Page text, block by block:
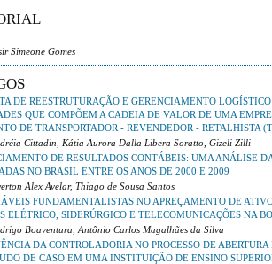
Simeone Gomes
DE REESTRUTURAÇÃO E GERENCIAMENTO
QUE COMPÕEM A CADEIA DE VALOR DE UMA
DE TRANSPORTADOR - REVENDEDOR - RETALHISTA
Cittadin, Kátia Aurora Dalla Libera Soratto, Gizeli Zilli
DE RESULTADOS CONTÁBEIS: UMA ANÁLISE
NO BRASIL ENTRE OS ANOS DE 2000 E 2009
Alex Avelar, Thiago de Sousa Santos
FUNDAMENTALISTAS NO APREÇAMENTO DE
ELÉTRICO, SIDERÚRGICO E TELECOMUNICAÇÕES NA
Boaventura, Antônio Carlos Magalhães da Silva
DA CONTROLADORIA NO PROCESSO DE
DE CASO EM UMA INSTITUIÇÃO DE ENSINO